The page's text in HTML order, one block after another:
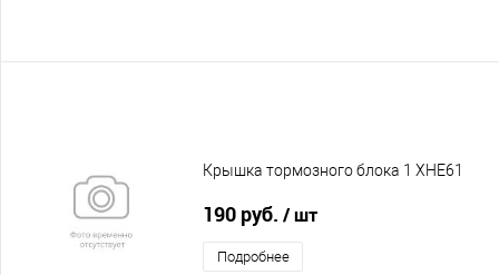
Крышка тормозного блока 1 XHE61
190 руб. / шт
Подробнее